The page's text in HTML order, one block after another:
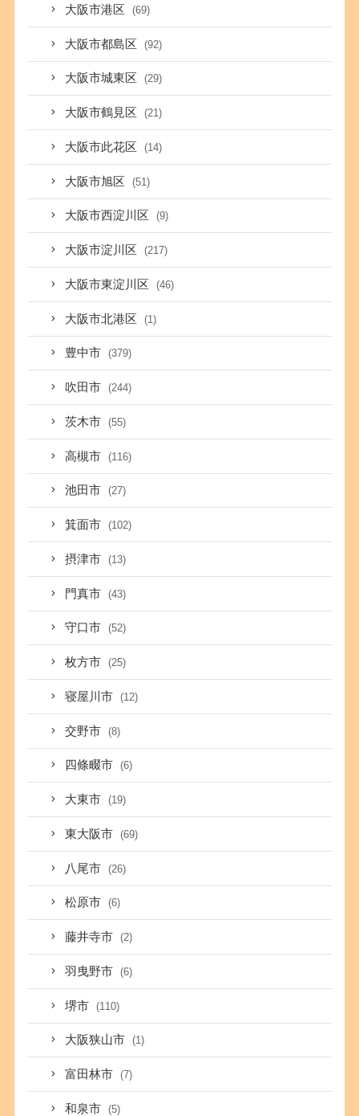
大阪市港区 (69)
大阪市都島区 (92)
大阪市城東区 (29)
大阪市鶴見区 (21)
大阪市此花区 (14)
大阪市旭区 (51)
大阪市西淀川区 (9)
大阪市淀川区 (217)
大阪市東淀川区 (46)
大阪市北港区 (1)
豊中市 (379)
吹田市 (244)
茨木市 (55)
高槻市 (116)
池田市 (27)
箕面市 (102)
摂津市 (13)
門真市 (43)
守口市 (52)
枚方市 (25)
寝屋川市 (12)
交野市 (8)
四條畷市 (6)
大東市 (19)
東大阪市 (69)
八尾市 (26)
松原市 (6)
藤井寺市 (2)
羽曳野市 (6)
堺市 (110)
大阪狭山市 (1)
富田林市 (7)
和泉市 (5)